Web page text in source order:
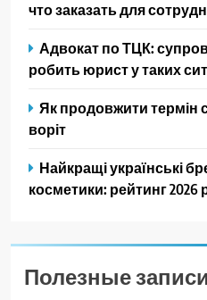
что заказать для
Адвокат по ТЦК:
робить юрист у таких
Як продовжити термін
воріт
Найкращі українські
косметики: рейтинг 2026
Полезные записи